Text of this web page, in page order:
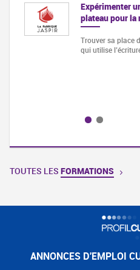
Expérimenter
plateau pour la
Trouver sa place
qui utilise
TOUTES LES FORMATIONS
ANNONCES D'EMPLOI